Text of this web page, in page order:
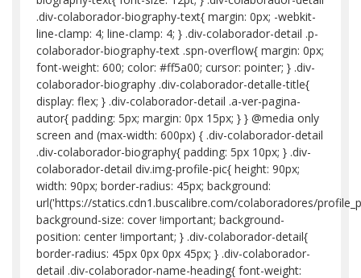
.div-colaborador-biography-text{ margin: 0px; -webkit-
line-clamp: 4; line-clamp: 4; } .div-colaborador-detail .p-
colaborador-biography-text .spn-overflow{ margin: 0px;
font-weight: 600; color: #ff5a00; cursor: pointer; } .div-
colaborador-biography .div-colaborador-detalle-title{
display: flex; } .div-colaborador-detail .a-ver-pagina-
autor{ padding: 5px; margin: 0px 15px; } } @media only
screen and (max-width: 600px) { .div-colaborador-detail
.div-colaborador-biography{ padding: 5px 10px; } .div-
colaborador-detail div.img-profile-pic{ height: 90px;
width: 90px; border-radius: 45px; background:
url('https://statics.cdn1.buscalibre.com/colaboradores/
background-size: cover !important; background-
position: center !important; } .div-colaborador-detail{
border-radius: 45px 0px 0px 45px; } .div-colaborador-
detail .div-colaborador-name-heading{ font-weight: